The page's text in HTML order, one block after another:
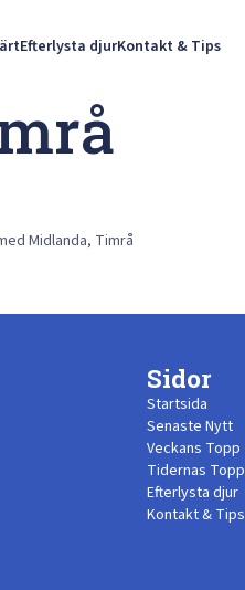
Efterlysta djurKontakt & Tips
Midlanda, Timrå
Sidor
Startsida
Senaste Nytt
Veckans Topp
Tidernas Topp
Efterlysta djur
Kontakt & Tips